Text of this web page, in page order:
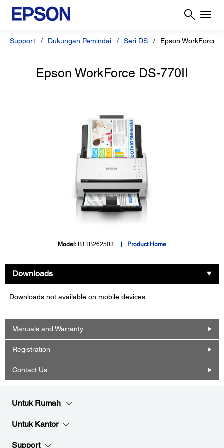
Support Dukungan Pemindai Seri DS Epson WorkForce
Epson WorkForce DS-770II
Model: B11B262503 Product Home
Downloads
Downloads not available on mobile devices.
Manuals and Warranty
Registration
Contact Us
Untuk Rumah
Untuk Kantor
Support